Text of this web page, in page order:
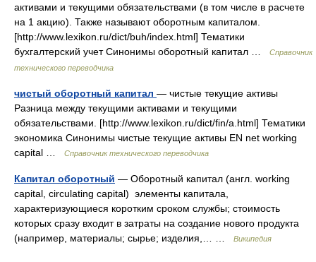
активами и текущими обязательствами (в том числе в расчете
на 1 акцию). Также называют оборотным капиталом.
[http://www.lexikon.ru/dict/buh/index.html] Тематики
бухгалтерский учет Синонимы оборотный капитал …
Справочник
технического переводчика
чистый оборотный капитал — чистые текущие активы
Разница между текущими активами и текущими
обязательствами. [http://www.lexikon.ru/dict/fin/a.html] Тематики
экономика Синонимы чистые текущие активы EN net working
capital …
Справочник технического переводчика
Капитал оборотный — Оборотный капитал (англ. working
capital, circulating capital) элементы капитала,
характеризующиеся коротким сроком службы; стоимость
которых сразу входит в затраты на создание нового продукта
(например, материалы; сырье; изделия,… …
Википедия